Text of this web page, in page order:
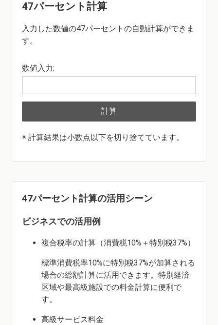
47パーセント計算
入力した数値の47パーセントの自動計算ができま
す。
数値入力:
計算
※ 計算結果は小数点以下を切り捨てています。
47パーセント計算の活用シーン
ビジネスでの活用例
複合税率の計算（消費税10%＋特別税37%）
標準消費税率10%に特別税37%が加算される
場合の総額計算に活用できます。特別経済
区域や最高級施設での料金計算に便利で
す。
高級サービス料金